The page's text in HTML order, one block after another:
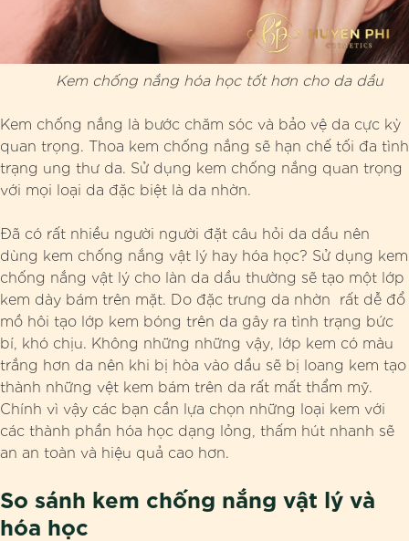
Kem chống nắng hóa học tốt hơn cho da dầu
Kem chống nắng là bước chăm sóc và bảo vệ da cực kỳ
quan trọng. Thoa kem chống nắng sẽ hạn chế tối đa tình
trạng ung thư da. Sử dụng kem chống nắng quan trọng
với mọi loại da đặc biệt là da nhờn.
Đã có rất nhiều người người đặt câu hỏi da dầu nên
dùng kem chống nắng vật lý hay hóa học? Sử dụng kem
chống nắng vật lý cho làn da dầu thường sẽ tạo một lớp
kem dày bám trên mặt. Do đặc trưng da nhờn rất dễ đổ
mồ hôi tạo lớp kem bóng trên da gây ra tình trạng bức
bí, khó chịu. Không những những vậy, lớp kem có màu
trắng hơn da nên khi bị hòa vào dầu sẽ bị loang kem tạo
thành những vệt kem bám trên da rất mất thẩm mỹ.
Chính vì vậy các bạn cần lựa chọn những loại kem với
các thành phần hóa học dạng lỏng, thấm hút nhanh sẽ
an an toàn và hiệu quả cao hơn.
So sánh kem chống nắng vật lý và
hóa học